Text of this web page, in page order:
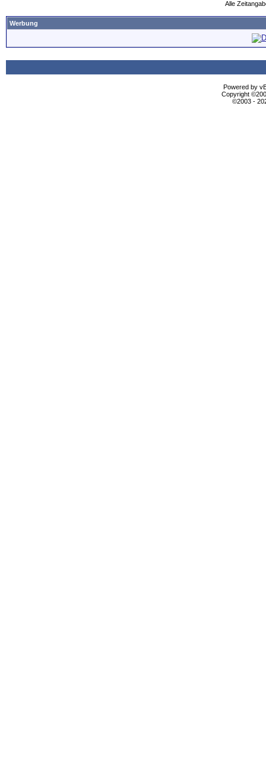
Alle
Werbung
Powered by
Copyright
©2003 -